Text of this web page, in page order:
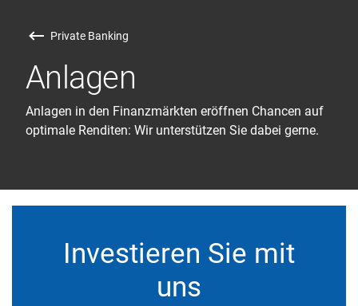
Private Banking
Anlagen
Anlagen in den Finanzmärkten eröffnen Chancen auf
optimale Renditen: Wir unterstützen Sie dabei gerne.
Investieren Sie mit
uns